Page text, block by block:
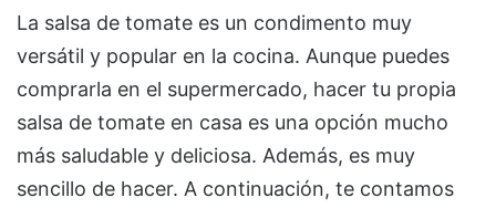
La salsa de tomate es un condimento muy
versátil y popular en la cocina. Aunque puedes
comprarla en el supermercado, hacer tu propia
salsa de tomate en casa es una opción mucho
más saludable y deliciosa. Además, es muy
sencillo de hacer. A continuación, te contamos